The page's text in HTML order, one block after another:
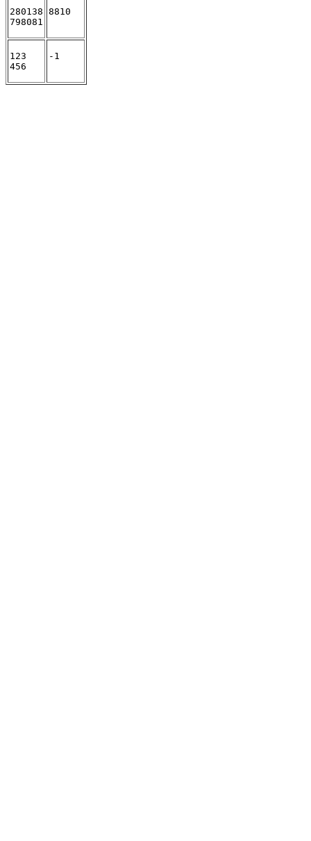
280138
798081
8810
123
456
-1